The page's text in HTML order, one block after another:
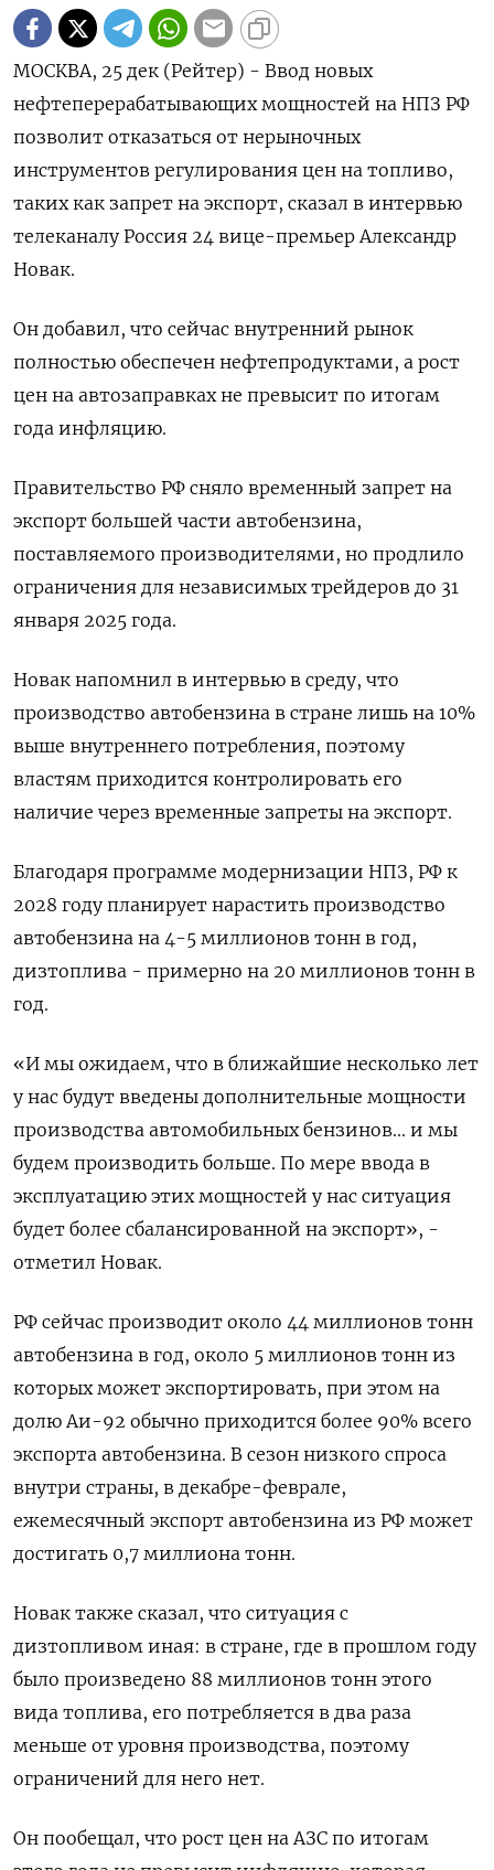
МОСКВА, 25 дек (Рейтер) - Ввод новых
нефтеперерабатывающих мощностей на НПЗ РФ
позволит отказаться от нерыночных
инструментов регулирования цен на топливо,
таких как запрет на экспорт, сказал в интервью
телеканалу Россия 24 вице-премьер Александр
Новак.
Он добавил, что сейчас внутренний рынок
полностью обеспечен нефтепродуктами, а рост
цен на автозаправках не превысит по итогам
года инфляцию.
Правительство РФ сняло временный запрет на
экспорт большей части автобензина,
поставляемого производителями, но продлило
ограничения для независимых трейдеров до 31
января 2025 года.
Новак напомнил в интервью в среду, что
производство автобензина в стране лишь на 10%
выше внутреннего потребления, поэтому
властям приходится контролировать его
наличие через временные запреты на экспорт.
Благодаря программе модернизации НПЗ, РФ к
2028 году планирует нарастить производство
автобензина на 4-5 миллионов тонн в год,
дизтоплива - примерно на 20 миллионов тонн в
год.
«И мы ожидаем, что в ближайшие несколько лет
у нас будут введены дополнительные мощности
производства автомобильных бензинов... и мы
будем производить больше. По мере ввода в
эксплуатацию этих мощностей у нас ситуация
будет более сбалансированной на экспорт», -
отметил Новак.
РФ сейчас производит около 44 миллионов тонн
автобензина в год, около 5 миллионов тонн из
которых может экспортировать, при этом на
долю Аи-92 обычно приходится более 90% всего
экспорта автобензина. В сезон низкого спроса
внутри страны, в декабре-феврале,
ежемесячный экспорт автобензина из РФ может
достигать 0,7 миллиона тонн.
Новак также сказал, что ситуация с
дизтопливом иная: в стране, где в прошлом году
было произведено 88 миллионов тонн этого
вида топлива, его потребляется в два раза
меньше от уровня производства, поэтому
ограничений для него нет.
Он пообещал, что рост цен на АЗС по итогам